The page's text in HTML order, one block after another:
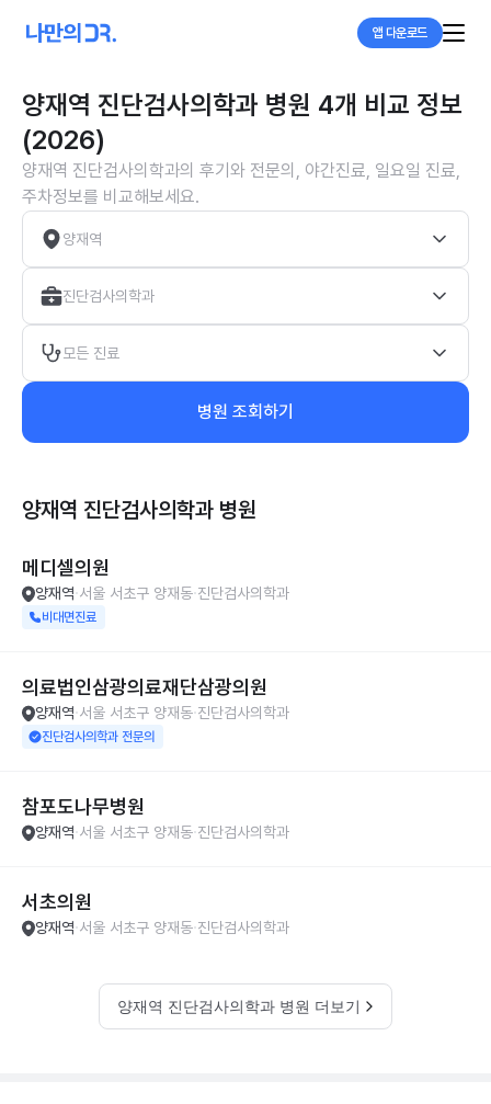
앱 다운로드
양재역 진단검사의학과 병원 4개 비교 정보
(2026)
양재역 진단검사의학과의 후기와 전문의, 야간진료, 일요일 진료,
주차정보를 비교해보세요.
양재역
진단검사의학과
모든 진료
병원 조회하기
양재역 진단검사의학과 병원
메디셀의원
양재역 서울 서초구 양재동 진단검사의학과
비대면진료
의료법인삼광의료재단삼광의원
양재역 서울 서초구 양재동 진단검사의학과
진단검사의학과 전문의
참포도나무병원
양재역 서울 서초구 양재동 진단검사의학과
서초의원
양재역 서울 서초구 양재동 진단검사의학과
양재역 진단검사의학과 병원 더보기